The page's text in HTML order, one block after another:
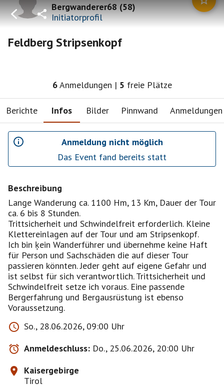
Bergwanderer68(58)
Initiatorprofil
Feldberg Stripsenkopf
6Anmeldungen | 5 freie Plätze
Berichte Infos Bilder Pinnwand Anmeldungen
Anmeldung nicht möglich
Das Event fand bereits statt
Beschreibung
Lange Wanderung ca. 1100 Hm, 13 Km, Dauer der Tour
ca. 6 bis 8 Stunden.
Trittsicherheit und Schwindelfreit erforderlich. Kleine
Klettereinlagen auf der Tour und am Stripsenkopf.
Ich bin ķein Wanderführer und übernehme keine Haft
für Person und Sachschäden die auf dieser Tour
passieren könnten. Jeder geht auf eigene Gefahr und
ist selbst für sich verantwortlich. Trittsicherheit und
Schwindelfreit setze ich voraus. Eine passende
Bergerfahrung und Bergausrüstung ist ebenso
Voraussetzung.
So., 28.06.2026, 09:00 Uhr
Anmeldeschluss: Do., 25.06.2026, 20:00 Uhr
Kaisergebirge
Tirol